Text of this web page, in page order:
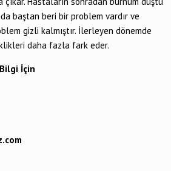
baştan beri bir problem vardır ve
gizli kalmıştır. İlerleyen dönemde
daha fazla fark eder.
İçin